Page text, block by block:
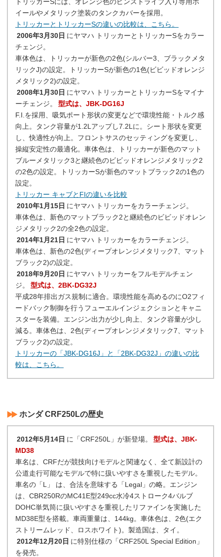
イールやメタリック塗装のタンクカバーを採用。
トリッカーとトリッカーSの違いの比較は、こちら。
2006年3月30日 にヤマハ トリッカーとトリッカーSをカラー
チェンジ。
車体色は、トリッカーが新色の2色(シルバー3、ブラックメタ
リックJ)の設定。トリッカーSが新色の1色(ビビッドオレンジ
メタリック2)の設定。
2008年1月30日 にヤマハ トリッカーとトリッカーSをマイナ
ーチェンジ。
型式は、JBK-DG16J
F.I.を採用、吸気ポート形状の変更などで環境性能・トルク感
向上。タンク容量が1.2Lアップし7.2Lに。シート形状を変更
し、快適性が向上。フロントサスのセッティングを変更し、
操縦安定性の最適化。車体色は、トリッカーが新色のマット
ブルーメタリック3と継続色のビビッドオレンジメタリック2
の2色の設定。トリッカーSが新色のマットブラック2の1色の
設定。
トリッカー キャブとFIの違いを比較
2010年1月15日 にヤマハ トリッカーをカラーチェンジ。
車体色は、新色のマットブラック2と継続色のビビッドオレン
ジメタリック2の全2色の設定。
2014年1月21日 にヤマハ トリッカーをカラーチェンジ。
車体色は、新色の2色(ディープオレンジメタリック7、マット
ブラック2)の設定。
2018年9月20日 にヤマハ トリッカーをフルモデルチェン
ジ。
型式は、2BK-DG32J
平成28年排出ガス規制に適合。環境性能を高めるのにO2フィ
ードバック制御を行うフューエルインジェクションとキャニ
スターを装備。エンジン出力が少し向上、タンク容量が少し
減る。車体色は、2色(ディープオレンジメタリック7、マット
ブラック2)の設定。
トリッカーの「JBK-DG16J」と「2BK-DG32J」の違いの比
較は、こちら。
ホンダ CRF250Lの歴史
2012年5月14日 に「CRF250L」が新登場。
型式は、JBK-
MD38
車名は、CRFだが競技向けモデルと関連なく、全て新設計の
公道走行可能なモデルで特に扱いやすさを重視したモデル。
車名の「L」 は、合法を意味する「Legal」の略。エンジン
は、CBR250RのMC41E型249cc水冷4ストローク4バルブ
DOHC単気筒に扱いやすさを重視したリファインを実施した
MD38E型を搭載。車両重量は、144kg。車体色は、2色(エク
ストリームレッド、ロスホワイト)。製造国は、タイ。
2012年12月20日 に特別仕様の「CRF250L Special Edition」
を発売。